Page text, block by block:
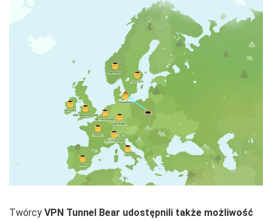
Twórcy VPN Tunnel Bear udostępnili także możliwość